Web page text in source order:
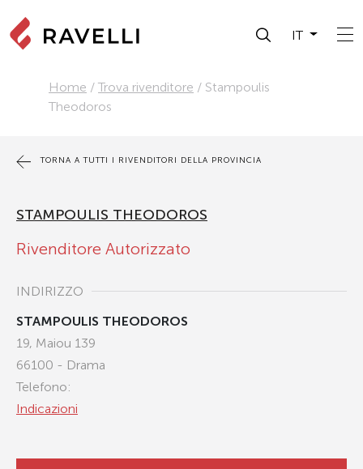
IT
Home / Trova rivenditore / Stampoulis
Theodoros
TORNA A TUTTI I RIVENDITORI DELLA PROVINCIA
STAMPOULIS THEODOROS
Rivenditore Autorizzato
INDIRIZZO
STAMPOULIS THEODOROS
19, Maiou 139
66100 - Drama
Telefono:
Indicazioni